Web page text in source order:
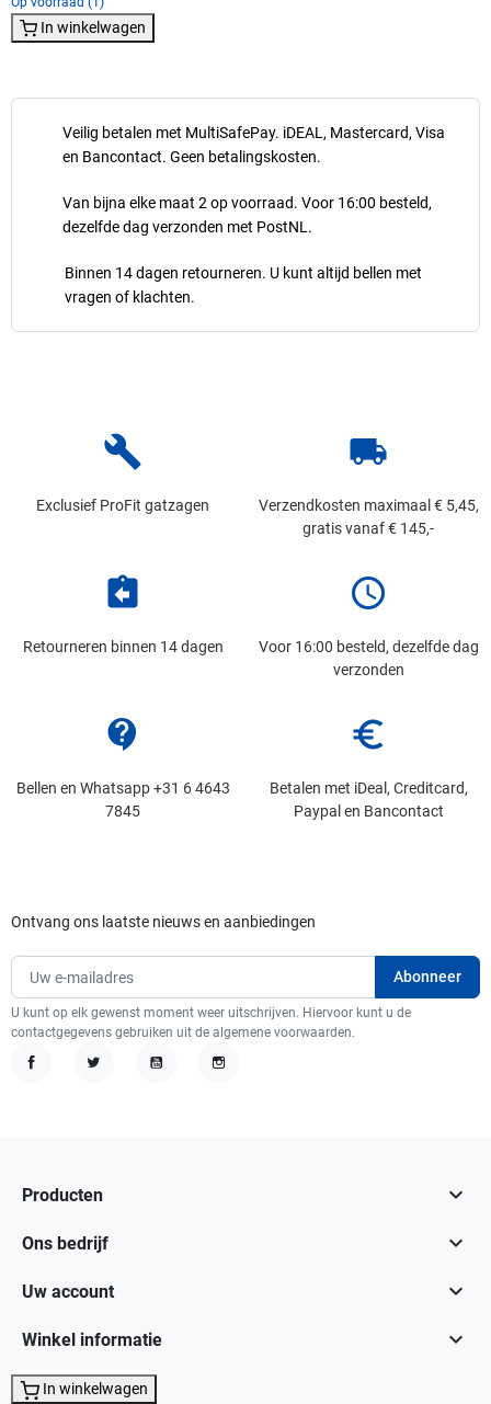
Veilig betalen met MultiSafePay. iDEAL, Mastercard, Visa
en Bancontact. Geen betalingskosten.
Van bijna elke maat 2 op voorraad. Voor 16:00 besteld,
dezelfde dag verzonden met PostNL.
Binnen 14 dagen retourneren. U kunt altijd bellen met
vragen of klachten.
In winkelwagen
build
Exclusief ProFit gatzagen
local_shipping
Verzendkosten maximaal € 5,45,
gratis vanaf € 145,-
assignment_return
Retourneren binnen 14 dagen
schedule
Voor 16:00 besteld, dezelfde dag
verzonden
contact_support
Bellen en Whatsapp +31 6 4643
7845
euro_symbol
Betalen met iDeal, Creditcard,
Paypal en Bancontact
Ontvang ons laatste nieuws en aanbiedingen
U kunt op elk gewenst moment weer uitschrijven. Hiervoor kunt u de
contactgegevens gebruiken uit de algemene voorwaarden.
Producten 
Ons bedrijf 
Uw account 
Winkel informatie 
In winkelwagen